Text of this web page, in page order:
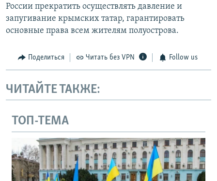
России прекратить осуществлять давление и
запугивание крымских татар, гарантировать
основные права всем жителям полуострова.
Поделиться Читать без VPN Follow us
ЧИТАЙТЕ ТАКЖЕ:
ТОП-ТЕМА